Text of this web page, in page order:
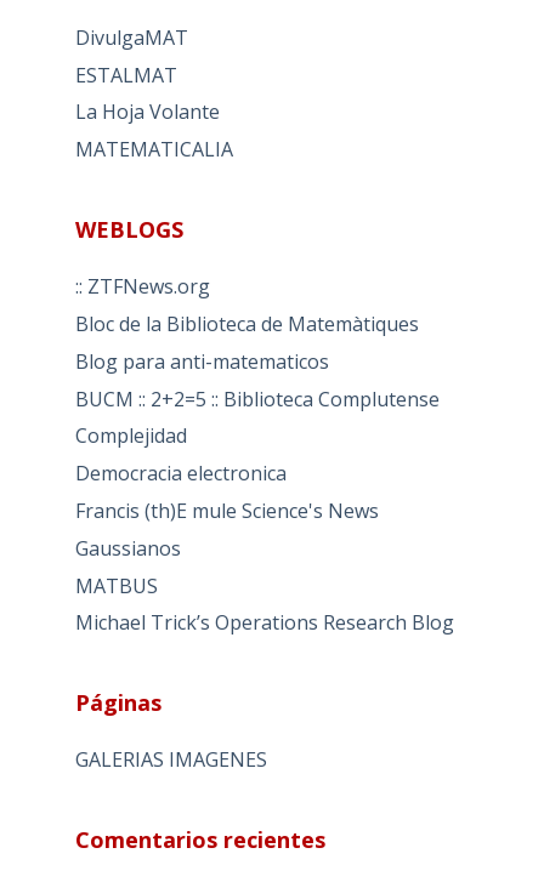
DivulgaMAT
ESTALMAT
La Hoja Volante
MATEMATICALIA
WEBLOGS
:: ZTFNews.org
Bloc de la Biblioteca de Matemàtiques
Blog para anti-matematicos
BUCM :: 2+2=5 :: Biblioteca Complutense
Complejidad
Democracia electronica
Francis (th)E mule Science's News
Gaussianos
MATBUS
Michael Trick’s Operations Research Blog
Páginas
GALERIAS IMAGENES
Comentarios recientes